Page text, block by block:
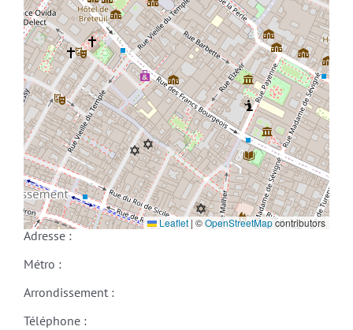
Leaflet | ©OpenStreetMapcontributors
Adresse :
Métro :
Arrondissement :
Téléphone :